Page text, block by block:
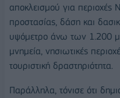
αποκλεισμού για
προστασίας, δάση και
υψόμετρο άνω των 1.200
μνημεία, νησιωτικές
τουριστική δραστηριότητα.
Παράλληλα, τόνισε ότι